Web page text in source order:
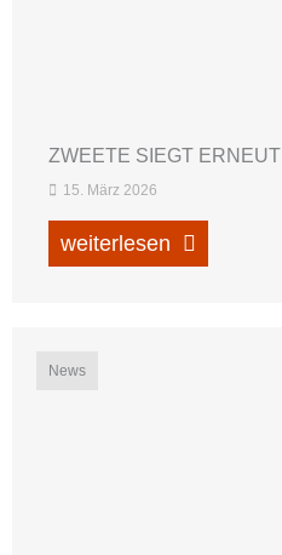
ZWEETE SIEGT ERNEUT
15. März 2026
weiterlesen
News